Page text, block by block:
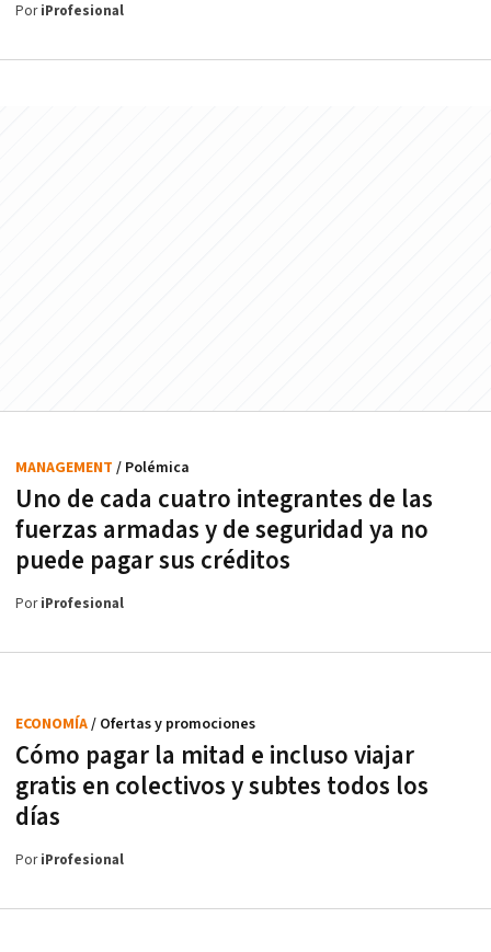
PoriProfesional
Uno de cada cuatro integrantes de las
fuerzas armadas y de seguridad ya no
puede pagar sus créditos
MANAGEMENT / Polémica
PoriProfesional
Cómo pagar la mitad e incluso viajar
gratis en colectivos y subtes todos los
días
ECONOMÍA/ Ofertas y promociones
PoriProfesional